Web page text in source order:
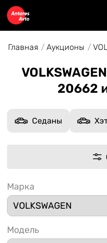
Главная Аукционы
20662
Седаны
Марка
Модель